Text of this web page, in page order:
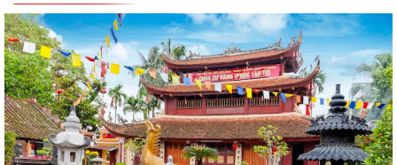
Kế hoạch tăng cường thực thi hiệu quả Công ước về quyền của người
khuyết tật và các khuyến nghị phù...
Công văn v/v giải quyết chế độ chính sách đối với người hoạt động
không chuyên trách ở thôn
Kế hoạch triển khai thực hiện một số hoạt động chuyên môn thuộc
Chương trình mục tiêu quốc gia chăm...